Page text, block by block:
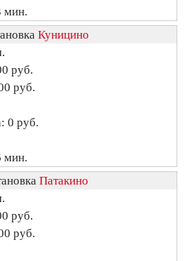
мин.
Куницино
руб.
руб.
0 руб.
мин.
Патакино
руб.
руб.